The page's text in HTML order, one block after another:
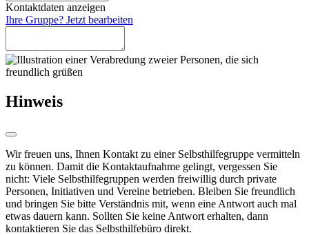
Kontaktdaten anzeigen
Ihre Gruppe? Jetzt bearbeiten
Hinweis
Wir freuen uns, Ihnen Kontakt zu einer Selbsthilfegruppe vermitteln
zu können. Damit die Kontaktaufnahme gelingt, vergessen Sie
nicht: Viele Selbsthilfegruppen werden freiwillig durch private
Personen, Initiativen und Vereine betrieben. Bleiben Sie freundlich
und bringen Sie bitte Verständnis mit, wenn eine Antwort auch mal
etwas dauern kann. Sollten Sie keine Antwort erhalten, dann
kontaktieren Sie das Selbsthilfebüro direkt.